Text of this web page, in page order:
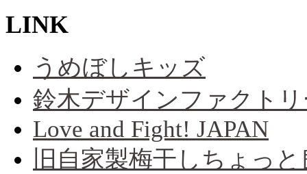
LINK
うめぼしキッズ
鈴木デザインファクト
Love and Fight! JAPAN
旧自家製梅干しちょっ